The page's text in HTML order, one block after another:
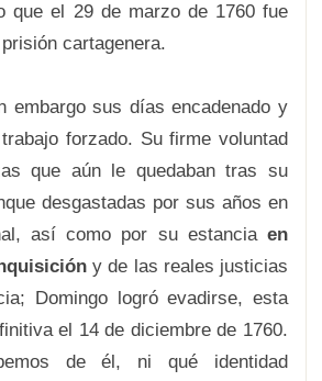
que el 29 de marzo de 1760 fue
cartagenera.
embargo sus días encadenado y
forzado. Su firme voluntad
que aún le quedaban tras su
desgastadas por sus años en
así como por su estancia en
y de las reales justicias
Domingo logró evadirse, esta
el 14 de diciembre de 1760.
de él, ni qué identidad